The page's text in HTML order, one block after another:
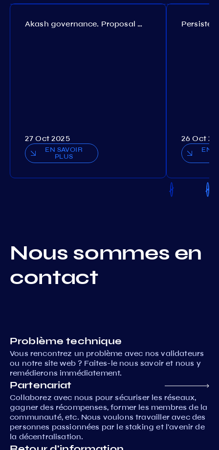
Akash governance. Proposal №308
27 Oct 2025
EN SAVOIR
PLUS
26 Oct
EN
Nous sommes en
contact
Problème technique
Vous rencontrez un problème avec nos validateurs
ou notre site web ? Faites-le nous savoir et nous y
remédierons immédiatement.
Partenariat
Collaborez avec nous pour sécuriser les réseaux,
gagner des récompenses, former les membres de la
communauté, etc. Nous voulons travailler avec des
personnes passionnées par le staking et l'avenir de
la décentralisation.